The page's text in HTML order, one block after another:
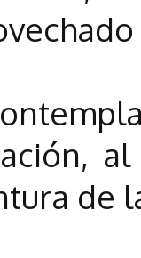
de